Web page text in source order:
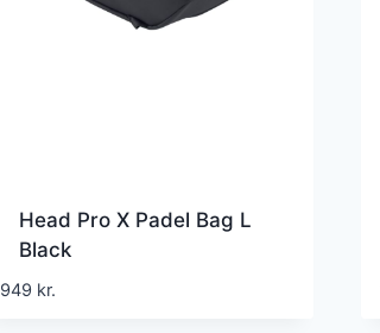
Head Pro X Padel Bag L
Black
949 kr.